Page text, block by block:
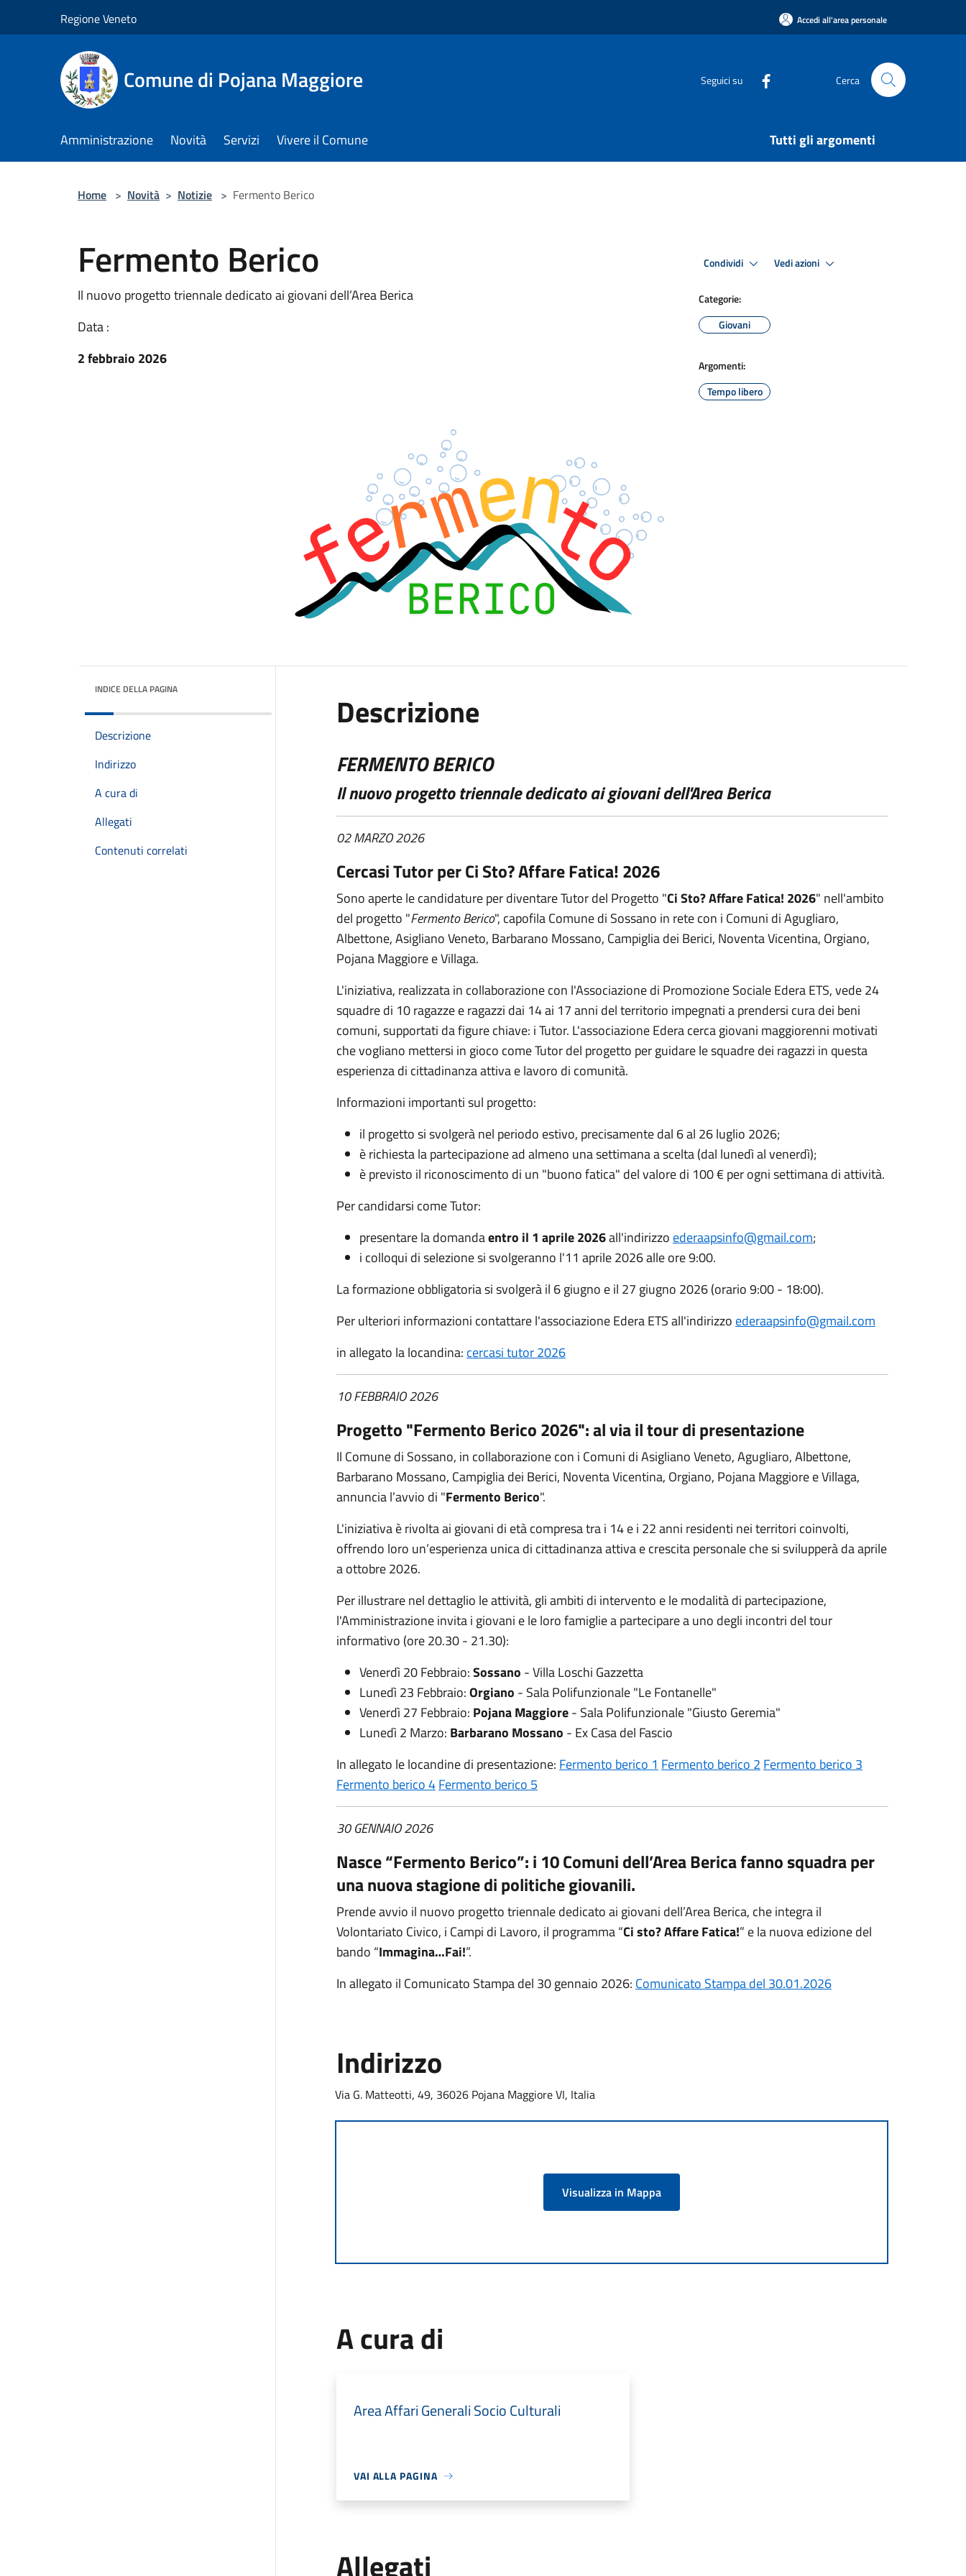
Regione Veneto Accedi all'area personale
Comune di Pojana Maggiore Seguici su Cerca
Amministrazione Novità Servizi Vivere il Comune Tutti gli argomenti
Home > Novità > Notizie > Fermento Berico
Fermento Berico
Il nuovo progetto triennale dedicato ai giovani dell’Area Berica
Data :
2 febbraio 2026
Condividi Vedi azioni
Categorie:
Giovani
Argomenti:
Tempo libero
INDICE DELLA PAGINA
Descrizione
Indirizzo
A cura di
Allegati
Contenuti correlati
Descrizione
FERMENTO BERICO
Il nuovo progetto triennale dedicato ai giovani dell'Area Berica
02 MARZO 2026
Cercasi Tutor per Ci Sto? Affare Fatica! 2026
Sono aperte le candidature per diventare Tutor del Progetto "Ci Sto? Affare Fatica! 2026" nell'ambito
del progetto "Fermento Berico", capofila Comune di Sossano in rete con i Comuni di Agugliaro,
Albettone, Asigliano Veneto, Barbarano Mossano, Campiglia dei Berici, Noventa Vicentina, Orgiano,
Pojana Maggiore e Villaga.
L'iniziativa, realizzata in collaborazione con l'Associazione di Promozione Sociale Edera ETS, vede 24
squadre di 10 ragazze e ragazzi dai 14 ai 17 anni del territorio impegnati a prendersi cura dei beni
comuni, supportati da figure chiave: i Tutor. L'associazione Edera cerca giovani maggiorenni motivati
che vogliano mettersi in gioco come Tutor del progetto per guidare le squadre dei ragazzi in questa
esperienza di cittadinanza attiva e lavoro di comunità.
Informazioni importanti sul progetto:
il progetto si svolgerà nel periodo estivo, precisamente dal 6 al 26 luglio 2026;
è richiesta la partecipazione ad almeno una settimana a scelta (dal lunedì al venerdì);
è previsto il riconoscimento di un "buono fatica" del valore di 100 € per ogni settimana di attività.
Per candidarsi come Tutor:
presentare la domandaentro il 1 aprile 2026all'indirizzo ederaapsinfo@gmail.com;
i colloqui di selezione si svolgeranno l'11 aprile 2026 alle ore 9:00.
La formazione obbligatoria si svolgerà il 6giugno e il 27 giugno 2026(orario 9:00 - 18:00).
Per ulteriori informazioni contattare l'associazione Edera ETS all'indirizzo ederaapsinfo@gmail.com
in allegato la locandina: cercasi tutor 2026
10 FEBBRAIO 2026
Progetto "Fermento Berico 2026": al via il tour di presentazione
Il Comune di Sossano, in collaborazione con i Comuni di Asigliano Veneto, Agugliaro, Albettone,
Barbarano Mossano, Campiglia dei Berici, Noventa Vicentina, Orgiano, Pojana Maggiore e Villaga,
annuncia l’avvio di "Fermento Berico".
L'iniziativa è rivolta ai giovani di età compresa tra i 14 e i 22 anni residenti nei territori coinvolti,
offrendo loro un’esperienza unica di cittadinanza attiva e crescita personale che si svilupperà da aprile
a ottobre 2026.
Per illustrare nel dettaglio le attività, gli ambiti di intervento e le modalità di partecipazione,
l'Amministrazione invita i giovani e le loro famiglie a partecipare a uno degli incontri del tour
informativo (ore 20.30 - 21.30):
Venerdì 20 Febbraio:Sossano - Villa Loschi Gazzetta
Lunedì 23 Febbraio:Orgiano - Sala Polifunzionale "Le Fontanelle"
Venerdì 27 Febbraio: Pojana Maggiore- Sala Polifunzionale "Giusto Geremia"
Lunedì 2 Marzo: Barbarano Mossano - Ex Casa del Fascio
In allegato le locandine di presentazione: Fermento berico 1 Fermento berico 2 Fermento berico 3
Fermento berico 4Fermento berico 5
30 GENNAIO 2026
Nasce “Fermento Berico”: i 10 Comuni dell’Area Berica fanno squadra per
una nuova stagione di politiche giovanili.
Prende avvio il nuovo progetto triennale dedicato ai giovani dell’Area Berica, che integra il
Volontariato Civico, i Campi di Lavoro, il programma “Ci sto? Affare Fatica!” e la nuova edizione del
bando “Immagina…Fai!”.
In allegato il Comunicato Stampa del 30 gennaio 2026: Comunicato Stampa del 30.01.2026
Indirizzo
Via G. Matteotti, 49, 36026 Pojana Maggiore VI, Italia
Visualizza in Mappa
A cura di
Area Affari Generali Socio Culturali
VAI ALLA PAGINA
Allegati